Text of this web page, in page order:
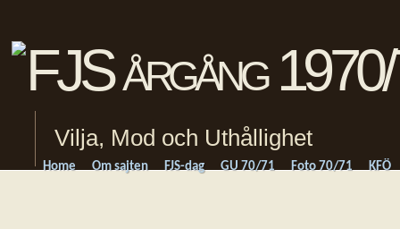
Vilja, Mod och Uthållighet
Home Om sajten FJS-dag GU 70/71 Foto 70/71 KFÖ